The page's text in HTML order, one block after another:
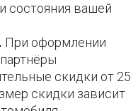
состояния вашей
При оформлении
скидки от 25
скидки зависит